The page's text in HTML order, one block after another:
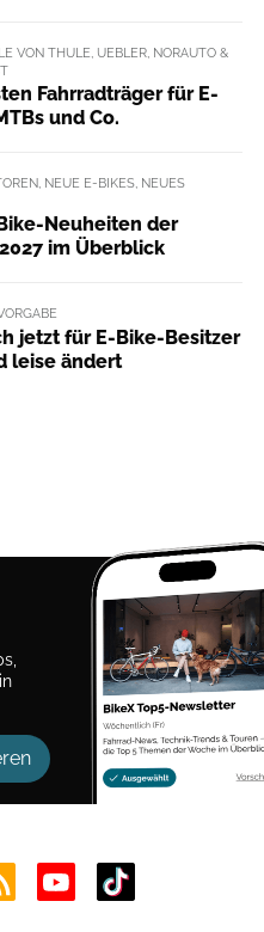
VON THULE, UEBLER, NORAUTO &
Fahrradträger für E-
und Co.
NEUE E-BIKES, NEUES
Neuheiten der
im Überblick
jetzt für E-Bike-Besitzer
leise ändert